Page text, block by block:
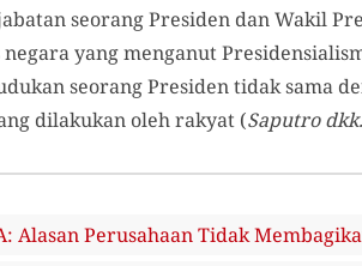
seorang Presiden dan Wakil
yang menganut
seorang Presiden tidak sama
dilakukan oleh rakyat (Saputro
Alasan Perusahaan Tidak